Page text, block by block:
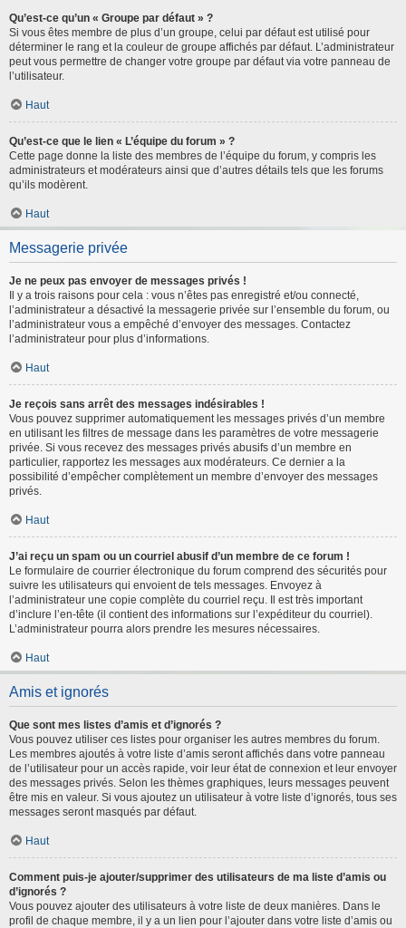
Qu’est-ce qu’un « Groupe par défaut » ?
Si vous êtes membre de plus d’un groupe, celui par défaut est utilisé pour
déterminer le rang et la couleur de groupe affichés par défaut. L’administrateur
peut vous permettre de changer votre groupe par défaut via votre panneau de
l’utilisateur.
Haut
Qu’est-ce que le lien « L’équipe du forum » ?
Cette page donne la liste des membres de l’équipe du forum, y compris les
administrateurs et modérateurs ainsi que d’autres détails tels que les forums
qu’ils modèrent.
Haut
Messagerie privée
Je ne peux pas envoyer de messages privés !
Il y a trois raisons pour cela : vous n’êtes pas enregistré et/ou connecté,
l’administrateur a désactivé la messagerie privée sur l’ensemble du forum, ou
l’administrateur vous a empêché d’envoyer des messages. Contactez
l’administrateur pour plus d’informations.
Haut
Je reçois sans arrêt des messages indésirables !
Vous pouvez supprimer automatiquement les messages privés d’un membre
en utilisant les filtres de message dans les paramètres de votre messagerie
privée. Si vous recevez des messages privés abusifs d’un membre en
particulier, rapportez les messages aux modérateurs. Ce dernier a la
possibilité d’empêcher complètement un membre d’envoyer des messages
privés.
Haut
J’ai reçu un spam ou un courriel abusif d’un membre de ce forum !
Le formulaire de courrier électronique du forum comprend des sécurités pour
suivre les utilisateurs qui envoient de tels messages. Envoyez à
l’administrateur une copie complète du courriel reçu. Il est très important
d’inclure l’en-tête (il contient des informations sur l’expéditeur du courriel).
L’administrateur pourra alors prendre les mesures nécessaires.
Haut
Amis et ignorés
Que sont mes listes d’amis et d’ignorés ?
Vous pouvez utiliser ces listes pour organiser les autres membres du forum.
Les membres ajoutés à votre liste d’amis seront affichés dans votre panneau
de l’utilisateur pour un accès rapide, voir leur état de connexion et leur envoyer
des messages privés. Selon les thèmes graphiques, leurs messages peuvent
être mis en valeur. Si vous ajoutez un utilisateur à votre liste d’ignorés, tous ses
messages seront masqués par défaut.
Haut
Comment puis-je ajouter/supprimer des utilisateurs de ma liste d’amis ou
d’ignorés ?
Vous pouvez ajouter des utilisateurs à votre liste de deux manières. Dans le
profil de chaque membre, il y a un lien pour l’ajouter dans votre liste d’amis ou